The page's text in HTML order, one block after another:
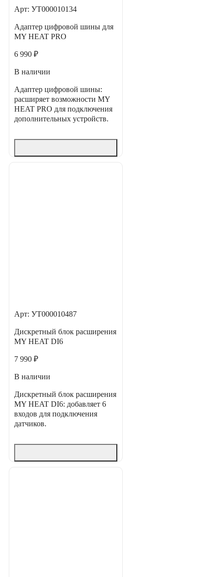
Арт: УТ000010134
Адаптер цифровой шины для
MY HEAT PRO
6 990 ₽
В наличии
Адаптер цифровой шины:
расширяет возможности MY
HEAT PRO для подключения
дополнительных устройств.
Арт: УТ000010487
Дискретный блок расширения
MY HEAT DI6
7 990 ₽
В наличии
Дискретный блок расширения
MY HEAT DI6: добавляет 6
входов для подключения
датчиков.